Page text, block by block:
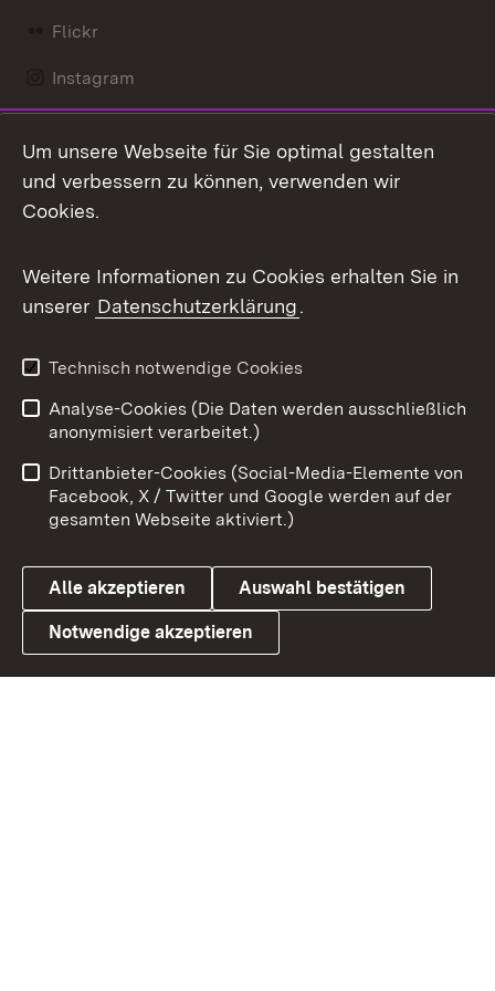
Flickr
Instagram
Mastodon
Messenger
Social Wall
X / Twitter
Youtube
Link zum Landesportal
Benutzungshinweise
Barrierefreiheit
Datenschutz
Cookies
Um unsere Webseite für Sie optimal gestalten
und verbessern zu können, verwenden wir
Cookies.
Weitere Informationen zu Cookies erhalten Sie in
unserer Datenschutzerklärung.
Technisch notwendige Cookies
Analyse-Cookies (Die Daten werden ausschließlich
anonymisiert verarbeitet.)
Drittanbieter-Cookies (Social-Media-Elemente von
Facebook, X / Twitter und Google werden auf der
gesamten Webseite aktiviert.)
Alle akzeptieren Auswahl bestätigen
Notwendige akzeptieren